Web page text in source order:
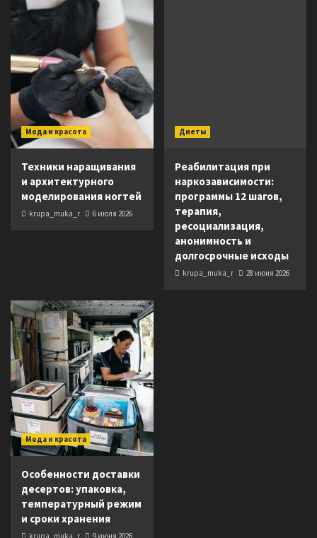
Мода и красота
Техники наращивания
и архитектурного
моделирования ногтей
krupa_muka_r 6 июля 2026
Диеты
Реабилитация при
наркозависимости:
программы 12 шагов,
терапия,
ресоциализация,
анонимность и
долгосрочные исходы
krupa_muka_r 28 июня 2026
Мода и красота
Особенности доставки
десертов: упаковка,
температурный режим
и сроки хранения